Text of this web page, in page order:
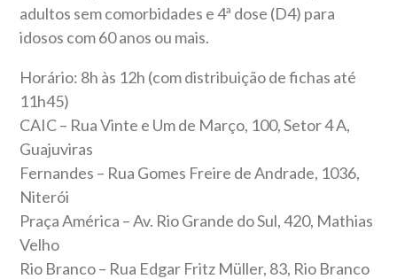
adultos sem comorbidades e 4ª dose (D4) para
idosos com 60 anos ou mais.
Horário: 8h às 12h (com distribuição de fichas até
11h45)
CAIC – Rua Vinte e Um de Março, 100, Setor 4 A,
Guajuviras
Fernandes – Rua Gomes Freire de Andrade, 1036,
Niterói
Praça América – Av. Rio Grande do Sul, 420, Mathias
Velho
Rio Branco – Rua Edgar Fritz Müller, 83, Rio Branco